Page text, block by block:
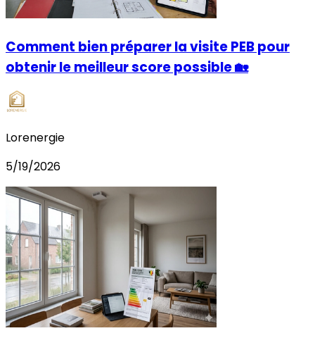
Comment bien préparer la visite PEB pour
obtenir le meilleur score possible 🏡
Lorenergie
5/19/2026